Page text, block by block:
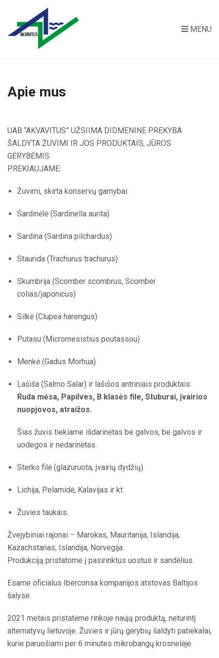
MENU
Apie mus
UAB “AKVAVITUS” UŽSIIMA DIDMENINE PREKYBA
ŠALDYTA ŽUVIMI IR JOS PRODUKTAIS, JŪROS
GĖRYBĖMIS.
PREKIAUJAME:
Žuvimi, skirta konservų gamybai:
Sardinėlė (Sardinella aurita)
Sardina (Sardina pilchardus)
Staurida (Trachurus trachurus)
Skumbrija (Scomber scombrus, Scomber
colias/japonicus)
Silkė (Clupea harengus)
Putasu (Micromesistius poutassou)
Menkė (Gadus Morhua)
Lašiša (Salmo Salar) ir lašišos antriniais produktais:
Ruda mėsa, Papilves, B klasės file, Stuburai, įvairios
nuopjovos, atraižos.
Šias žuvis tiekiame išdarinėtas be galvos, be galvos ir
uodegos ir nedarinėtas.
Sterko filė (glazuruota, įvairių dydžių).
Lichija, Pelamidė, Kalavijas ir kt.
Žuvies taukais.
Žvejybiniai rajonai – Marokas, Mauritanija, Islandija,
Kazachstanas, Islandija, Norvegija.
Produkciją pristatome į pasirinktus uostus ir sandėlius.
Esame oficialus Iberconsa kompanijos atstovas Baltijos
šalyse.
2021 metais pristatėme rinkoje naują produktą, neturintį
alternatyvų lietuvoje. Žuvies ir jūrų gėrybių šaldyti patiekalai,
kurie paruošiami per 6 minutes mikrobangų krosnelėje.